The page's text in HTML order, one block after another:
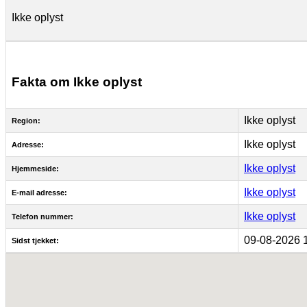
Ikke oplyst
Fakta om Ikke oplyst
Region: Ikke oplyst
Adresse: Ikke oplyst
Hjemmeside: Ikke oplyst
E-mail adresse: Ikke oplyst
Telefon nummer: Ikke oplyst
Sidst tjekket: 09-08-2026